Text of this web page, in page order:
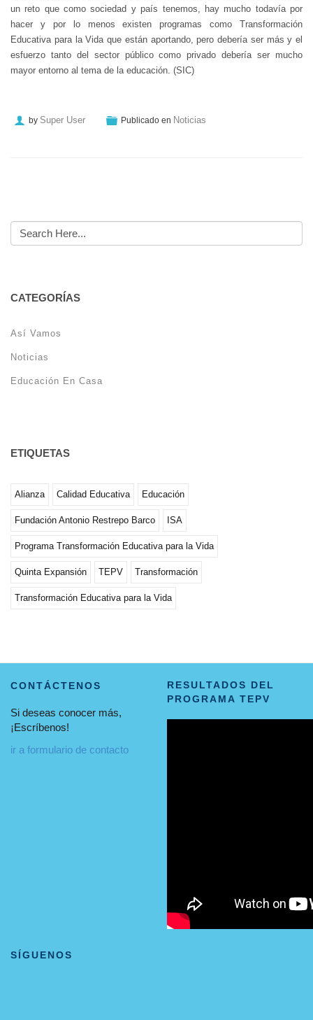
un reto que como sociedad y país tenemos, hay mucho todavía por
hacer y por lo menos existen programas como Transformación
Educativa para la Vida que están aportando, pero debería ser más y el
esfuerzo tanto del sector público como privado debería ser mucho
mayor entorno al tema de la educación. (SIC)
by Super User Publicado en Noticias
CATEGORÍAS
Así Vamos
Noticias
Educación En Casa
ETIQUETAS
Alianza Calidad Educativa Educación
Fundación Antonio Restrepo Barco ISA
Programa Transformación Educativa para la Vida
Quinta Expansión TEPV Transformación
Transformación Educativa para la Vida
CONTÁCTENOS
Si deseas conocer más,
¡Escríbenos!
ir a formulario de contacto
RESULTADOS DEL
PROGRAMA TEPV
SÍGUENOS